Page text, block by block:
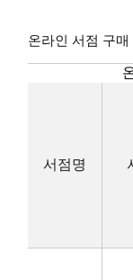
온라인 서점 구매
서점명